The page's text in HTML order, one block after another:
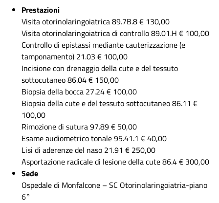
Prestazioni
Visita otorinolaringoiatrica 89.7B.8 € 130,00
Visita otorinolaringoiatrica di controllo 89.01.H € 100,00
Controllo di epistassi mediante cauterizzazione (e
tamponamento) 21.03 € 100,00
Incisione con drenaggio della cute e del tessuto
sottocutaneo 86.04 € 150,00
Biopsia della bocca 27.24 € 100,00
Biopsia della cute e del tessuto sottocutaneo 86.11 €
100,00
Rimozione di sutura 97.89 € 50,00
Esame audiometrico tonale 95.41.1 € 40,00
Lisi di aderenze del naso 21.91 € 250,00
Asportazione radicale di lesione della cute 86.4 € 300,00
Sede
Ospedale di Monfalcone – SC Otorinolaringoiatria-piano
6°